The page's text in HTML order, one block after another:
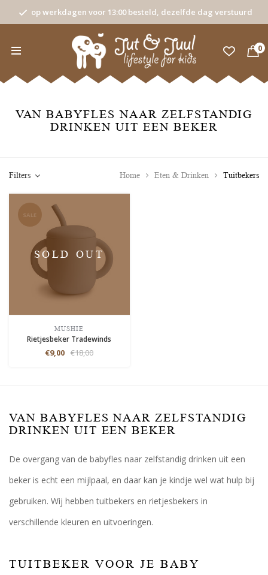
op werkdagen voor 13:00 besteld, dezelfde dag verstuurd
0
VAN BABYFLES NAAR ZELFSTANDIG
DRINKEN UIT EEN BEKER
Filters Home Eten & Drinken Tuitbekers
SALE
SOLD OUT
MUSHIE
Rietjesbeker Tradewinds
€9,00 €18,00
VAN BABYFLES NAAR ZELFSTANDIG
DRINKEN UIT EEN BEKER
De overgang van de babyfles naar zelfstandig drinken uit een
beker is echt een mijlpaal, en daar kan je kindje wel wat hulp bij
gebruiken. Wij hebben tuitbekers en rietjesbekers in
verschillende kleuren en uitvoeringen.
TUITBEKER VOOR JE BABY